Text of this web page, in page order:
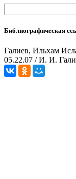
Библиографическая
Галиев, Ильхам
05.22.07 / И. И.